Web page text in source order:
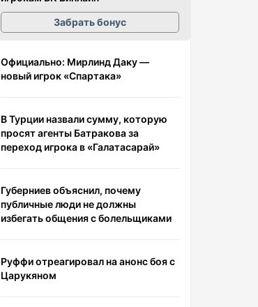
Забрать бонус
Официально: Мирлинд Даку —
новый игрок «Спартака»
В Турции назвали сумму, которую
просят агенты Батракова за
переход игрока в «Галатасарай»
Губерниев объяснил, почему
публичные люди не должны
избегать общения с болельщиками
Руффи отреагировал на анонс боя с
Царукяном